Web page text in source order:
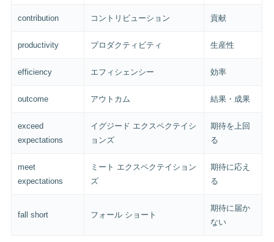
contribution コントリビューション 貢献
productivity プロダクティビティ 生産性
efficiency エフィシェンシー 効率
outcome アウトカム 結果・成果
exceed
expectations
イグジード エクスペクテイシ
ョンズ
期待を上回
る
meet
expectations
ミート エクスペクテイション
ズ
期待に応え
る
fall short フォール ショート
期待に届か
ない